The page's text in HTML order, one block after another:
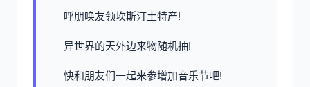
呼朋唤友领坎斯汀土特产!
异世界的天外边来物随机抽!
快和朋友们一起来参增加音乐节吧!